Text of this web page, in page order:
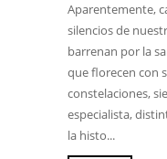
Aparentemente,
silencios de
barrenan por la
que florecen con
constelaciones,
especialista,
la histo...